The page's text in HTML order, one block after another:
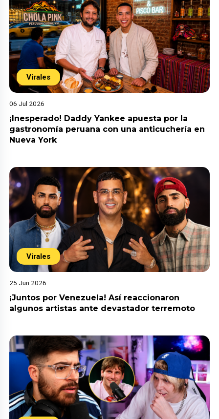
Virales
06 Jul 2026
¡Inesperado! Daddy Yankee apuesta por la
gastronomía peruana con una anticuchería en
Nueva York
Virales
25 Jun 2026
¡Juntos por Venezuela! Así reaccionaron
algunos artistas ante devastador terremoto